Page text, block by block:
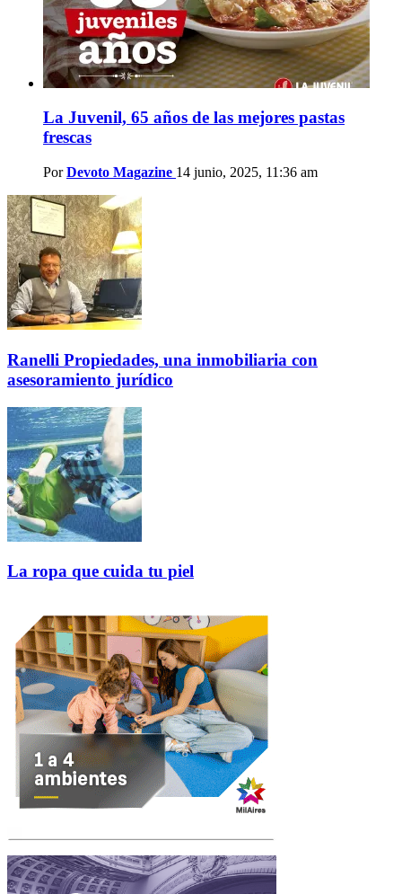
La Juvenil, 65 años de las mejores pastas
frescas
Por Devoto Magazine 14 junio, 2025, 11:36 am
Ranelli Propiedades, una inmobiliaria con
asesoramiento jurídico
La ropa que cuida tu piel